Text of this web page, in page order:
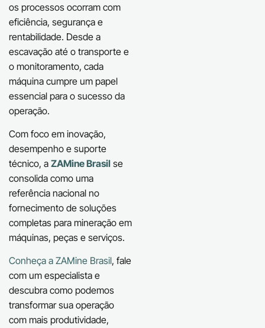
os processos ocorram com
eficiência, segurança e
rentabilidade. Desde a
escavação até o transporte e
o monitoramento, cada
máquina cumpre um papel
essencial para o sucesso da
operação.
Com foco em inovação,
desempenho e suporte
técnico, a ZAMine Brasil se
consolida como uma
referência nacional no
fornecimento de soluções
completas para mineração em
máquinas, peças e serviços.
Conheça a ZAMine Brasil, fale
com um especialista e
descubra como podemos
transformar sua operação
com mais produtividade,